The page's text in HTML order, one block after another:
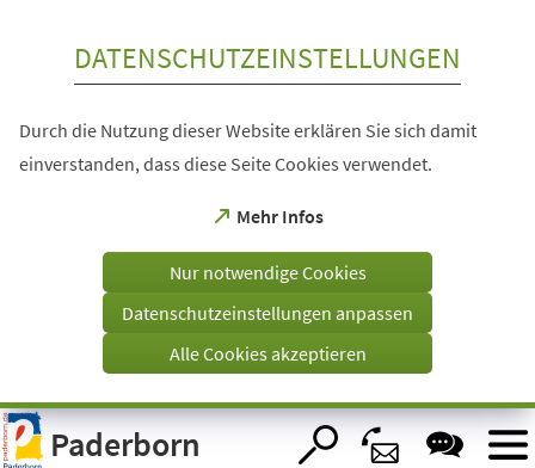
Visuelle
Assistenzsoftware
öffnen.
DATENSCHUTZEINSTELLUNGEN
Durch die Nutzung dieser Website erklären Sie sich damit
einverstanden, dass diese Seite Cookies verwendet.
Mehr Infos
(Öffnet
einem
Tab)
Nur notwendige Cookies
Datenschutzeinstellungen anpassen
Alle Cookies akzeptieren
Paderborn